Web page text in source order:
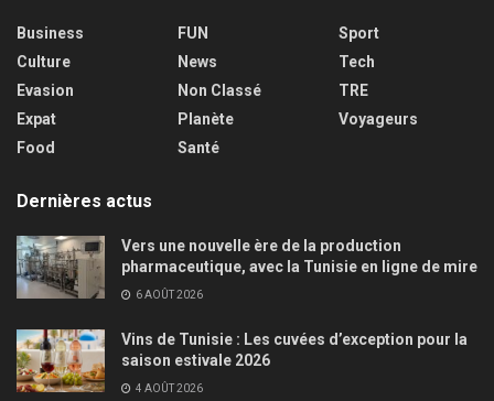
Business
Culture
Evasion
Expat
Food
FUN
News
Non Classé
Planète
Santé
Sport
Tech
TRE
Voyageurs
Dernières actus
Vers une nouvelle ère de la production
pharmaceutique, avec la Tunisie en ligne de mire
6 AOÛT 2026
Vins de Tunisie : Les cuvées d’exception pour la
saison estivale 2026
4 AOÛT 2026